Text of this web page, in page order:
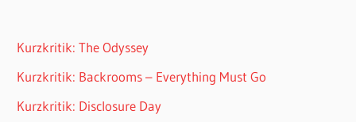
Kurzkritik: The Odyssey
Kurzkritik: Backrooms – Everything Must Go
Kurzkritik: Disclosure Day